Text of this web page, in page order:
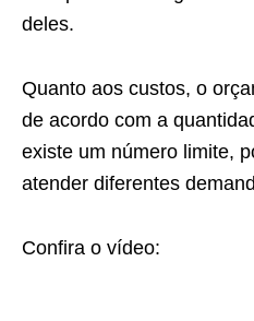
deles.
Quanto aos custos, o
de acordo com a
existe um número limite,
atender diferentes
Confira o vídeo: